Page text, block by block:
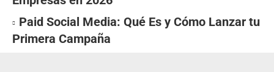
Paid Social Media: Qué Es y Cómo Lanzar tu
Primera Campaña